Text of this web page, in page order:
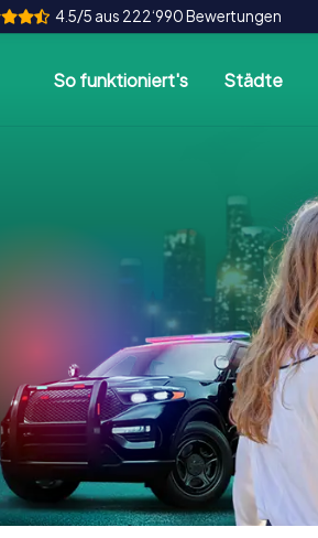
4.5/5 aus 222‘990 Bewertungen
So funktioniert's Städte